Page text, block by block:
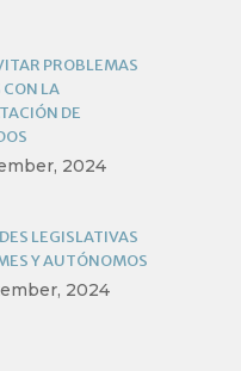
PROBLEMAS
CON LA
DE
2024
LEGISLATIVAS
Y AUTÓNOMOS
2024